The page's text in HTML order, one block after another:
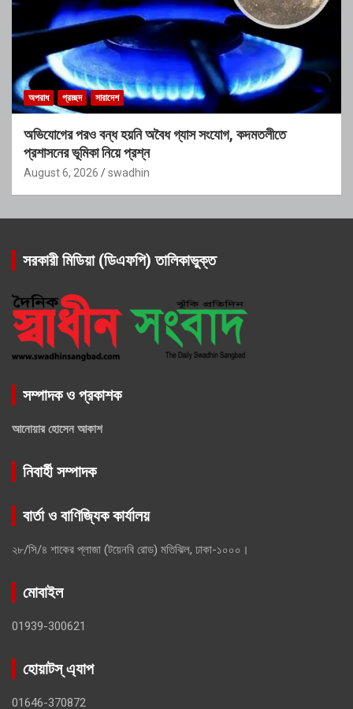
অপরাধ প্রচ্ছদ সারাদেশ
অভিযোগের পরও বন্ধ হয়নি অবৈধ গ্যাস সংযোগ, কদমতলীতে
প্রশাসনের ভূমিকা নিয়ে প্রশ্ন
August 6, 2026 swadhin
সরকারী মিডিয়া (ডিএফপি) তালিকাভুক্ত
সম্পাদক ও প্রকাশক
আনোয়ার হোসেন আকাশ
নিবার্হী সম্পাদক
বার্তা ও বাণিজ্যিক কার্যালয়
২৮/সি/৪ শাকের প্লাজা (টয়েনবি রোড) মতিঝিল, ঢাকা-১০০০।
মোবাইল
01939-300621
হোয়াটস্ এ্যাপ
01646-370872